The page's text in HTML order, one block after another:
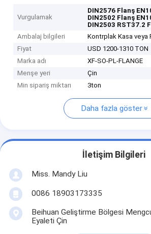
Vurgulamak
DIN2576 Flanş
DIN2502 Flanş
DIN2503 RST37.2
Ambalaj bilgileri
Kontrplak Kasa veya
Fiyat
USD 1200-1310 TON
Marka adı
XF-SO-PL-FLANGE
Menşe yeri
Çin
Min sipariş miktarı
3ton
Daha fazla göster
İletişim Bilgileri
Miss. Mandy Liu
0086 18903173335
Beihuan Geliştirme Bölgesi
Eyaleti Çin